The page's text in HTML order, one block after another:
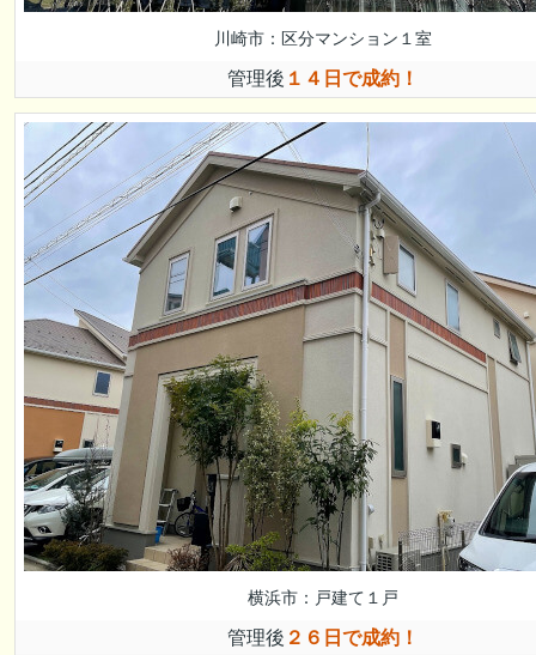
川崎市：区分マンション１室
管理後 １４日で成約！
横浜市：戸建て１戸
管理後 ２６日で成約！